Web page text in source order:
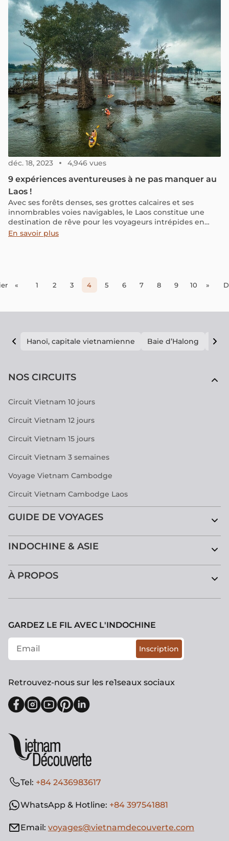
déc. 18, 2023 4,946 vues
9 expériences aventureuses à ne pas manquer au
Laos !
Avec ses forêts denses, ses grottes calcaires et ses
innombrables voies navigables, le Laos constitue une
destination de rêve pour les voyageurs intrépides en
quête d'un coin d'Asie hors des sentiers battus. Que ce
d'éléphants"
En savoir plus
« 1 2 3 4 5 6 7 8 9 10 »
Hanoï, capitale vietnamienne Baie d’Halong E
NOS CIRCUITS
Circuit Vietnam 10 jours
Circuit Vietnam 12 jours
Circuit Vietnam 15 jours
Circuit Vietnam 3 semaines
Voyage Vietnam Cambodge
Circuit Vietnam Cambodge Laos
GUIDE DE VOYAGES
INDOCHINE & ASIE
À PROPOS
Tel: +84 2436983617
WhatsApp & Hotline: +84 397541881
Email: voyages@vietnamdecouverte.com
GARDEZ LE FIL AVEC L'INDOCHINE
Inscription
Retrouvez-nous sur les re1seaux sociaux